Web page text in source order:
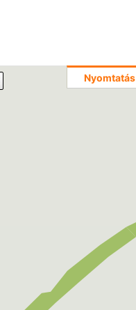
Nyomtatás